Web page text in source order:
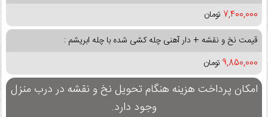
7,400,000 تومان
قیمت نخ و نقشه + دار آهنی چله کشی شده با چله ابریشم :
9,850,000 تومان
امکان پرداخت هزینه هنگام تحویل نخ و نقشه در درب منزل
وجود دارد.